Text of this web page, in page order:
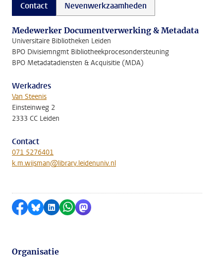
Contact Nevenwerkzaamheden
Medewerker Documentverwerking & Metadata
Universitaire Bibliotheken Leiden
BPO Divisiemngmt Bibliotheekprocesondersteuning
BPO Metadatadiensten & Acquisitie (MDA)
Werkadres
Van Steenis
Einsteinweg 2
2333 CC Leiden
Contact
071 5276401
k.m.wijsman@library.leidenuniv.nl
Delen op Facebook
Delen via Bluesky
Delen op LinkedIn
Delen via WhatsApp
Delen via Mastodon
Organisatie